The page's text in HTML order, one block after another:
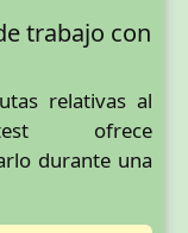
trabajo con
relativas al
ofrece
durante una